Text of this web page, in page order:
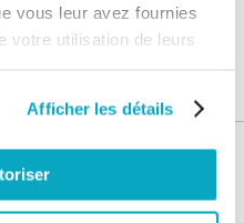
vous leur avez fournies
votre utilisation de leurs
Afficher les détails
Paiement en